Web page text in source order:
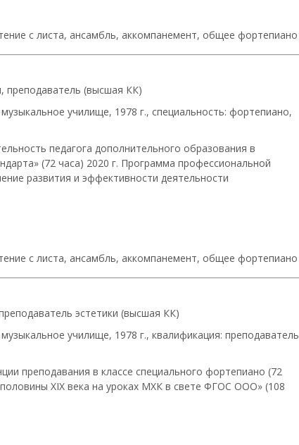
с листа, ансамбль, аккомпанемент, общее фортепиано
преподаватель (высшая КК)
училище, 1978 г., специальность: фортепиано,
педагога дополнительного образования в
(72 часа) 2020 г. Программа профессиональной
развития и эффективности деятельности
с листа, ансамбль, аккомпанемент, общее фортепиано
эстетики (высшая КК)
училище, 1978 г., квалификация: преподаватель
преподавания в классе специального фортепиано (72
XIX века на уроках МХК в свете ФГОС ООО» (108